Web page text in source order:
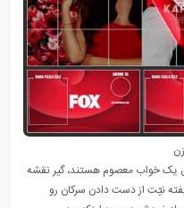
یک خواب معصوم هستند، گیر نقشه
نیّت از دست دادن سرکان رو